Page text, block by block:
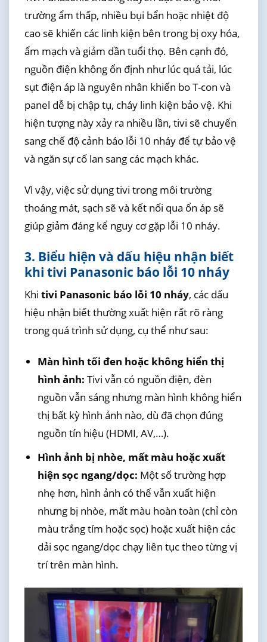
trường ẩm thấp, nhiều bụi bẩn hoặc nhiệt độ
cao sẽ khiến các linh kiện bên trong bị oxy hóa,
ẩm mạch và giảm dần tuổi thọ. Bên cạnh đó,
nguồn điện không ổn định như lúc quá tải, lúc
sụt điện áp là nguyên nhân khiến bo T-con và
panel dễ bị chập tụ, cháy linh kiện bảo vệ. Khi
hiện tượng này xảy ra nhiều lần, tivi sẽ chuyển
sang chế độ cảnh báo lỗi 10 nháy để tự bảo vệ
và ngăn sự cố lan sang các mạch khác.
Vì vậy, việc sử dụng tivi trong môi trường
thoáng mát, sạch sẽ và kết nối qua ổn áp sẽ
giúp giảm đáng kể nguy cơ gặp lỗi 10 nháy.
3. Biểu hiện và dấu hiệu nhận biết
khi tivi Panasonic báo lỗi 10 nháy
Khi tivi Panasonic báo lỗi 10 nháy, các dấu
hiệu nhận biết thường xuất hiện rất rõ ràng
trong quá trình sử dụng, cụ thể như sau:
Màn hình tối đen hoặc không hiển thị
hình ảnh: Tivi vẫn có nguồn điện, đèn
nguồn vẫn sáng nhưng màn hình không hiển
thị bất kỳ hình ảnh nào, dù đã chọn đúng
nguồn tín hiệu (HDMI, AV,…).
Hình ảnh bị nhòe, mất màu hoặc xuất
hiện sọc ngang/dọc: Một số trường hợp
nhẹ hơn, hình ảnh có thể vẫn xuất hiện
nhưng bị nhòe, mất màu hoàn toàn (chỉ còn
màu trắng tím hoặc sọc) hoặc xuất hiện các
dải sọc ngang/dọc chạy liên tục theo từng vị
trí trên màn hình.